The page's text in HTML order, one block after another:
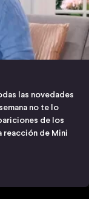
las novedades
no te lo
de los
reacción de Mini